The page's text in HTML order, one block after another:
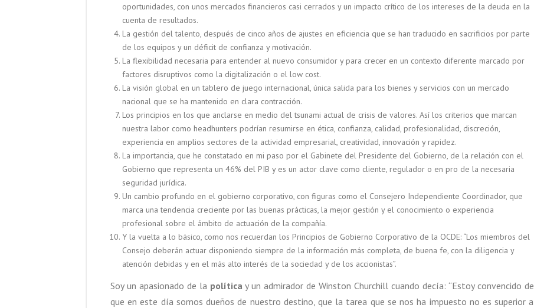
oportunidades, con unos mercados financieros casi cerrados y un impacto crítico de los intereses de la deuda en la
cuenta de resultados.
La gestión del talento, después de cinco años de ajustes en eficiencia que se han traducido en sacrificios por parte
de los equipos y un déficit de confianza y motivación.
La flexibilidad necesaria para entender al nuevo consumidor y para crecer en un contexto diferente marcado por
factores disruptivos como la digitalización o el low cost.
La visión global en un tablero de juego internacional, única salida para los bienes y servicios con un mercado
nacional que se ha mantenido en clara contracción.
Los principios en los que anclarse en medio del tsunami actual de crisis de valores. Así los criterios que marcan
nuestra labor como headhunters podrían resumirse en ética, confianza, calidad, profesionalidad, discreción,
experiencia en amplios sectores de la actividad empresarial, creatividad, innovación y rapidez.
La importancia, que he constatado en mi paso por el Gabinete del Presidente del Gobierno, de la relación con el
Gobierno que representa un 46% del PIB y es un actor clave como cliente, regulador o en pro de la necesaria
seguridad jurídica.
Un cambio profundo en el gobierno corporativo, con figuras como el Consejero Independiente Coordinador, que
marca una tendencia creciente por las buenas prácticas, la mejor gestión y el conocimiento o experiencia
profesional sobre el ámbito de actuación de la compañía.
Y la vuelta a lo básico, como nos recuerdan los Principios de Gobierno Corporativo de la OCDE: “Los miembros del
Consejo deberán actuar disponiendo siempre de la información más completa, de buena fe, con la diligencia y
atención debidas y en el más alto interés de la sociedad y de los accionistas”.
Soy un apasionado de la política y un admirador de Winston Churchill cuando decía: “Estoy convencido de
que en este día somos dueños de nuestro destino, que la tarea que se nos ha impuesto no es superior a